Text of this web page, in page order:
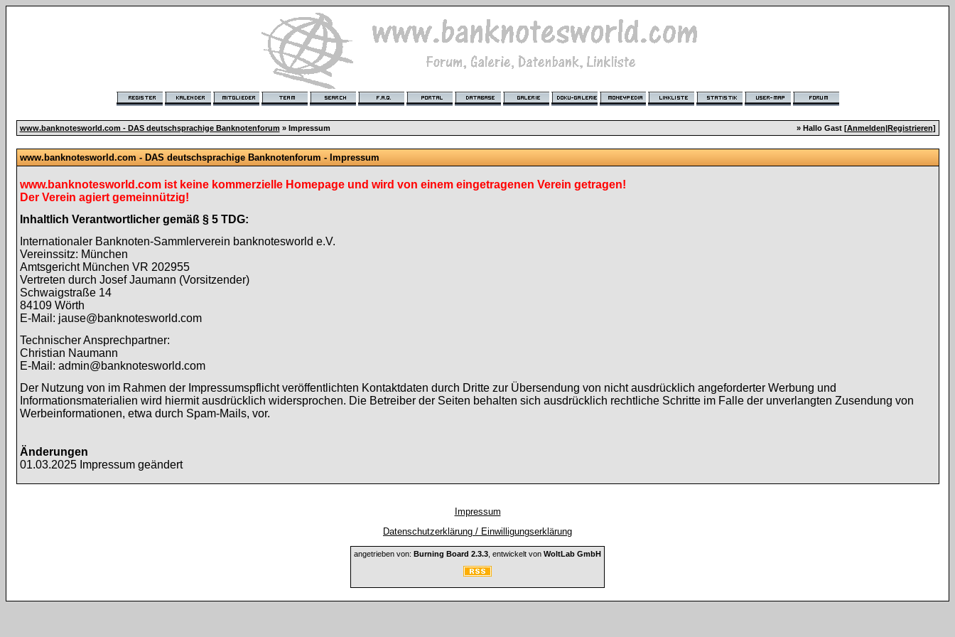
www.banknotesworld.com - DAS deutschsprachige Banknotenforum » Impressum » Hallo Gast [Anmelden|Registrieren]
www.banknotesworld.com - DAS deutschsprachige Banknotenforum - Impressum
www.banknotesworld.com ist keine kommerzielle Homepage und wird von einem eingetragenen Verein getragen!
Der Verein agiert gemeinnützig!
Inhaltlich Verantwortlicher gemäß § 5 TDG:
Internationaler Banknoten-Sammlerverein banknotesworld e.V.
Vereinssitz: München
Amtsgericht München VR 202955
Vertreten durch Josef Jaumann (Vorsitzender)
Schwaigstraße 14
84109 Wörth
E-Mail: jause@banknotesworld.com
Technischer Ansprechpartner:
Christian Naumann
E-Mail: admin@banknotesworld.com
Der Nutzung von im Rahmen der Impressumspflicht veröffentlichten Kontaktdaten durch Dritte zur Übersendung von nicht ausdrücklich angeforderter Werbung und
Informationsmaterialien wird hiermit ausdrücklich widersprochen. Die Betreiber der Seiten behalten sich ausdrücklich rechtliche Schritte im Falle der unverlangten Zusendung von
Werbeinformationen, etwa durch Spam-Mails, vor.
Änderungen
01.03.2025 Impressum geändert
Impressum
Datenschutzerklärung / Einwilligungserklärung
angetrieben von: Burning Board 2.3.3 , entwickelt von WoltLab GmbH